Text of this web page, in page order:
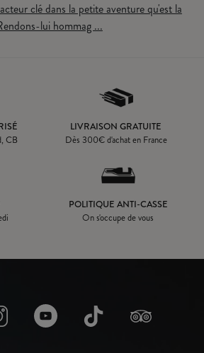
clé dans la petite aventure qu'est la
lui hommag ...
CB
LIVRAISON GRATUITE
Dès 300€ d'achat en France
POLITIQUE ANTI-CASSE
On s'occupe de vous